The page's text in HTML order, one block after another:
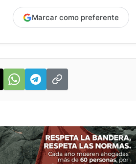
Marcar como preferente